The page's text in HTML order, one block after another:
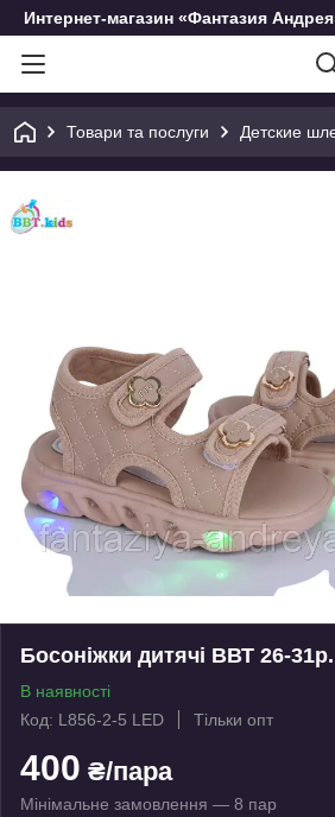
Интернет-магазин «Фантазия
Товари та послуги Детские
Босоніжки дитячі ВВТ 26-31р.
В наявності
Код: L856-2-5 LED
Тільки опт
400 ₴/пара
Мінімальне замовлення — 8 пар